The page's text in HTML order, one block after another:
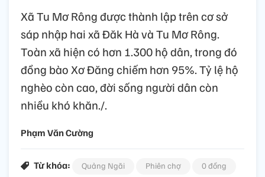
Xã Tu Mơ Rông được thành lập trên cơ sở
sáp nhập hai xã Đăk Hà và Tu Mơ Rông.
Toàn xã hiện có hơn 1.300 hộ dân, trong đó
đồng bào Xơ Đăng chiếm hơn 95%. Tỷ lệ hộ
nghèo còn cao, đời sống người dân còn
nhiều khó khăn./.
Phạm Văn Cường
Từ khóa: Quảng Ngãi Phiên chợ
0 đồng